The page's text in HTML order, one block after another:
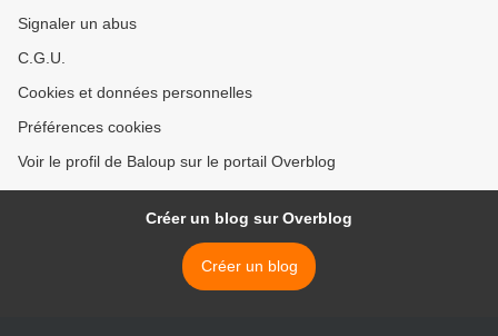
Signaler un abus
C.G.U.
Cookies et données personnelles
Préférences cookies
Voir le profil de Baloup sur le portail Overblog
Créer un blog sur Overblog
Créer un blog